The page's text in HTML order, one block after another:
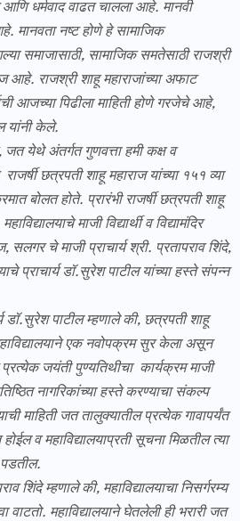
धर्मवाद वाढत चालला आहे. मानवी
मानवता नष्ट होणे हे सामाजिक
समाजासाठी, सामाजिक समतेसाठी राजश्री
आहे. राजश्री शाहू महाराजांच्या अफाट
आजच्या पिढीला माहिती होणे गरजेचे आहे,
यांनी केले.
जत येथे अंतर्गत गुणवत्ता हमी कक्ष व
छत्रपती शाहू महाराज यांच्या १५१ व्या
बोलत होते. प्रारंभी राजर्षी छत्रपती शाहू
माजी विद्यार्थी व विद्यामंदिर
चे माजी प्राचार्य श्री. प्रतापराव शिंदे,
प्राचार्य डॉ.सुरेश पाटील यांच्या हस्ते संपन्न
डॉ.सुरेश पाटील म्हणाले की, छत्रपती शाहू
एक नवोपक्रम सुर केला असून
जयंती पुण्यतिथीचा कार्यक्रम माजी
नागरिकांच्या हस्ते करण्याचा संकल्प
माहिती जत तालुक्यातील प्रत्येक गावापर्यंत
व महाविद्यालयाप्रती सूचना मिळतील त्या
पडतील.
शिंदे म्हणाले की, महाविद्यालयाचा निसर्गरम्य
वाटतो. महाविद्यालयाने घेतलेली ही भरारी जत